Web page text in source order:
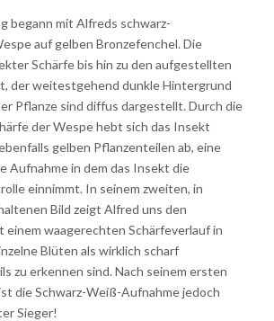
begann mit Alfreds schwarz-
auf gelben Bronzefenchel. Die
Schärfe bis hin zu den aufgestellten
der weitestgehend dunkle Hintergrund
Pflanze sind diffus dargestellt. Durch die
der Wespe hebt sich das Insekt
gelben Pflanzenteilen ab, eine
Aufnahme in dem das Insekt die
einnimmt. In seinem zweiten, in
Bild zeigt Alfred uns den
einem waagerechten Schärfeverlauf in
Blüten als wirklich scharf
zu erkennen sind. Nach seinem ersten
die Schwarz-Weiß-Aufnahme jedoch
Sieger!